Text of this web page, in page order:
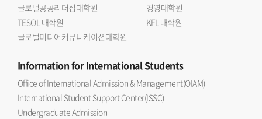
글로벌공공리더십대학원
경영대학원
TESOL 대학원
KFL 대학원
글로벌미디어커뮤니케이션대학원
Informationfor International Students
Office of International Admission & Management(OIAM)
International Student Support Center(ISSC)
Undergraduate Admission